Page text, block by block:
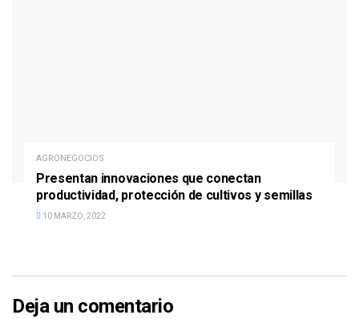
AGRONEGOCIOS
Presentan innovaciones que conectan
productividad, protección de cultivos y semillas
10 MARZO, 2022
Deja un comentario